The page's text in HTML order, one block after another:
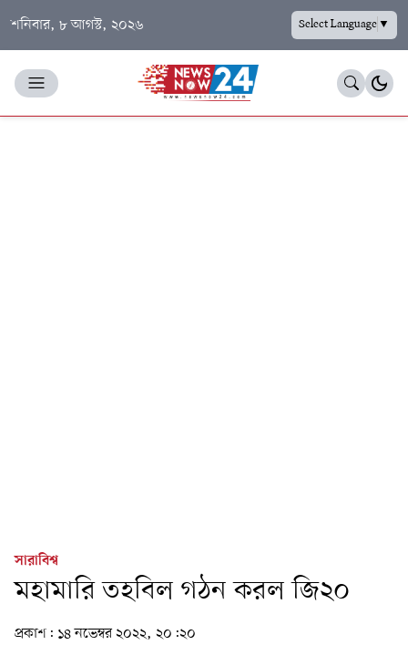
শনিবার, ৮ আগস্ট, ২০২৬ Select Language▼
সারাবিশ্ব
মহামারি তহবিল গঠন করল জি২০
প্রকাশ: ১৪ নভেম্বর ২০২২, ২০:২০